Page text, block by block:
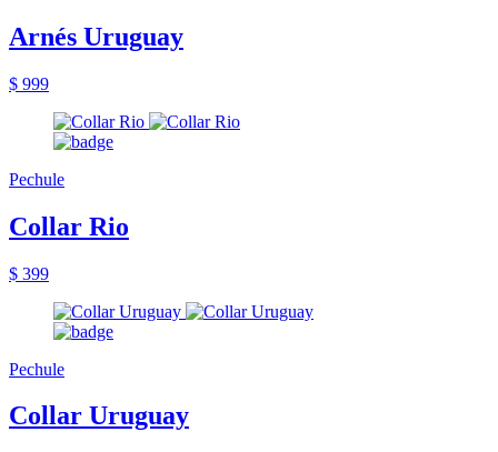
Arnés Uruguay
$ 999
Pechule
Collar Rio
$ 399
Pechule
Collar Uruguay